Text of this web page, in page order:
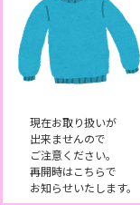
現在お取り扱いが
出来ませんので
ご注意ください。
再開時はこちらで
お知らせいたします。